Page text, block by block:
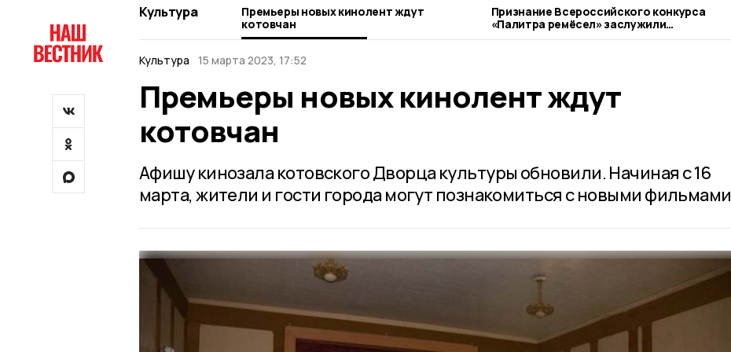
Культура
Премьеры новых кинолент ждут
котовчан
Признание Всероссийского конкурса
«Палитра ремёсел» заслужили
котовские мастерицы
Культура
15 марта 2023, 17:52
Премьеры новых кинолент ждут
котовчан
Афишу кинозала котовского Дворца культуры обновили. Начиная с 16
марта, жители и гости города могут познакомиться с новыми